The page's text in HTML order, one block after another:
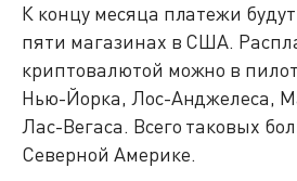
К концу месяца платежи
пяти магазинах в США.
криптовалютой можно в
Нью-Йорка, Лос-Анджелеса,
Лас-Вегаса. Всего таковых
Северной Америке.